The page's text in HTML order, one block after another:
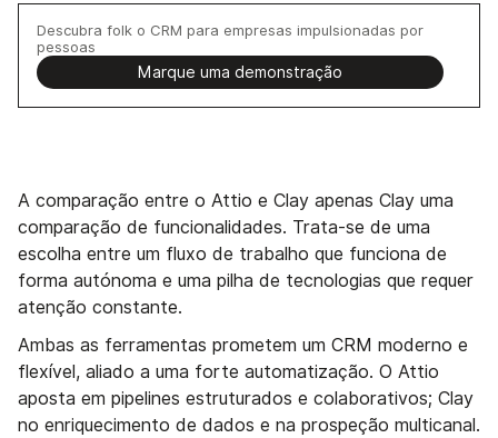
Descubra folk o CRM para empresas impulsionadas por
pessoas
Marque uma demonstração
A comparação entre o Attio e Clay apenas Clay uma
comparação de funcionalidades. Trata-se de uma
escolha entre um fluxo de trabalho que funciona de
forma autónoma e uma pilha de tecnologias que requer
atenção constante.
Ambas as ferramentas prometem um CRM moderno e
flexível, aliado a uma forte automatização. O Attio
aposta em pipelines estruturados e colaborativos; Clay
no enriquecimento de dados e na prospeção multicanal.